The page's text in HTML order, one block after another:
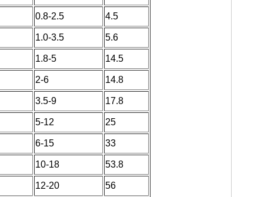
0.8-2.5 4.5
1.0-3.5 5.6
1.8-5 14.5
2-6 14.8
3.5-9 17.8
5-12 25
6-15 33
10-18 53.8
12-20 56